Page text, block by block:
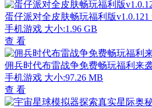
蛋仔派对全皮肤畅玩福利版v1.0.121
手机游戏 大小:1.96 GB
查 看
佣兵时代布雷战争免费畅玩福利来
手机游戏 大小:97.26 MB
查 看